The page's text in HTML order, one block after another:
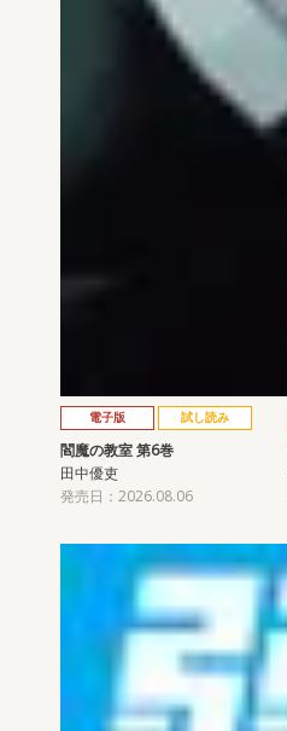
電子版 試し読み
閻魔の教室 第6巻
田中優吏
発売日：2026.08.06